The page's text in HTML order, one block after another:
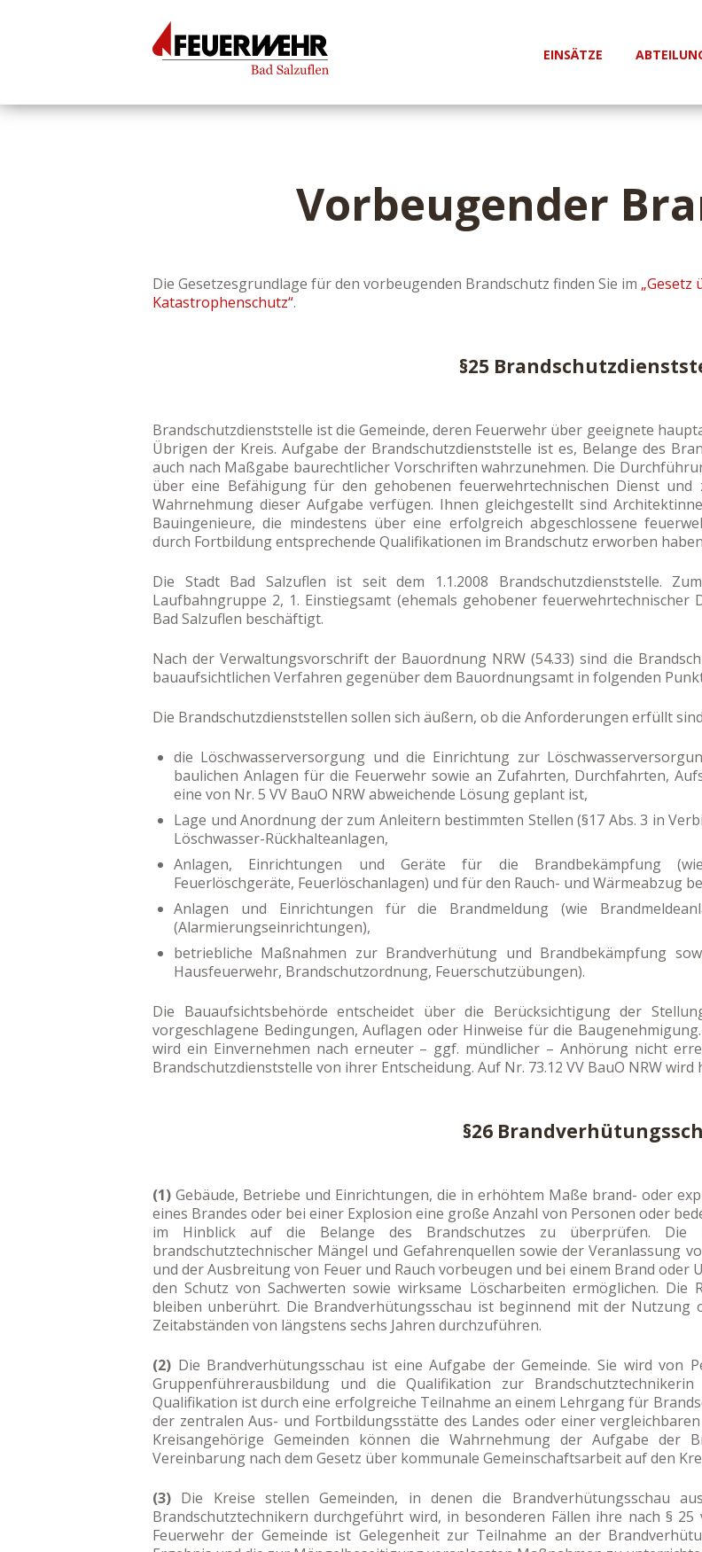
EINSÄTZE
Vorbeugender
Die Gesetzesgrundlage für den vorbeugenden Brandschutz finden Sie im „Gesetz
Katastrophenschutz“.
§25
Brandschutzdienststelle ist die Gemeinde, deren Feuerwehr über geeignete
Übrigen der Kreis. Aufgabe der Brandschutzdienststelle ist es, Belange des
auch nach Maßgabe baurechtlicher Vorschriften wahrzunehmen. Die
über eine Befähigung für den gehobenen feuerwehrtechnischen Dienst
Wahrnehmung dieser Aufgabe verfügen. Ihnen gleichgestellt sind
Bauingenieure, die mindestens über eine erfolgreich abgeschlossene
durch Fortbildung entsprechende Qualifikationen im Brandschutz erworben
Die Stadt Bad Salzuflen ist seit dem 1.1.2008 Brandschutzdienststelle.
Laufbahngruppe 2, 1. Einstiegsamt (ehemals gehobener feuerwehrtechnischer
Bad Salzuflen beschäftigt.
Nach der Verwaltungsvorschrift der Bauordnung NRW (54.33) sind die
bauaufsichtlichen Verfahren gegenüber dem Bauordnungsamt in folgenden
Die Brandschutzdienststellen sollen sich äußern, ob die Anforderungen erfüllt
die Löschwasserversorgung und die Einrichtung zur
baulichen Anlagen für die Feuerwehr sowie an Zufahrten, Durchfahrten,
eine von Nr. 5 VV BauO NRW abweichende Lösung geplant ist,
Lage und Anordnung der zum Anleitern bestimmten Stellen (§17 Abs. 3 in
Löschwasser-Rückhalteanlagen,
Anlagen, Einrichtungen und Geräte für die Brandbekämpfung (wie
Feuerlöschgeräte, Feuerlöschanlagen) und für den Rauch- und Wärmeabzug
Anlagen und Einrichtungen für die Brandmeldung (wie
(Alarmierungseinrichtungen),
betriebliche Maßnahmen zur Brandverhütung und Brandbekämpfung
Hausfeuerwehr, Brandschutzordnung, Feuerschutzübungen).
Die Bauaufsichtsbehörde entscheidet über die Berücksichtigung der
vorgeschlagene Bedingungen, Auflagen oder Hinweise für die
wird ein Einvernehmen nach erneuter – ggf. mündlicher – Anhörung nicht
Brandschutzdienststelle von ihrer Entscheidung. Auf Nr. 73.12 VV BauO NRW wird
§26
(1) Gebäude, Betriebe und Einrichtungen, die in erhöhtem Maße brand- oder
eines Brandes oder bei einer Explosion eine große Anzahl von Personen oder
im Hinblick auf die Belange des Brandschutzes zu überprüfen. Die
brandschutztechnischer Mängel und Gefahrenquellen sowie der Veranlassung
und der Ausbreitung von Feuer und Rauch vorbeugen und bei einem Brand oder
den Schutz von Sachwerten sowie wirksame Löscharbeiten ermöglichen. Die
bleiben unberührt. Die Brandverhütungsschau ist beginnend mit der Nutzung
Zeitabständen von längstens sechs Jahren durchzuführen.
(2) Die Brandverhütungsschau ist eine Aufgabe der Gemeinde. Sie wird von
Gruppenführerausbildung und die Qualifikation zur
Qualifikation ist durch eine erfolgreiche Teilnahme an einem Lehrgang für
der zentralen Aus- und Fortbildungsstätte des Landes oder einer
Kreisangehörige Gemeinden können die Wahrnehmung der Aufgabe der
Vereinbarung nach dem Gesetz über kommunale Gemeinschaftsarbeit auf den
(3) Die Kreise stellen Gemeinden, in denen die Brandverhütungsschau
Brandschutztechnikern durchgeführt wird, in besonderen Fällen ihre nach §
Feuerwehr der Gemeinde ist Gelegenheit zur Teilnahme an der